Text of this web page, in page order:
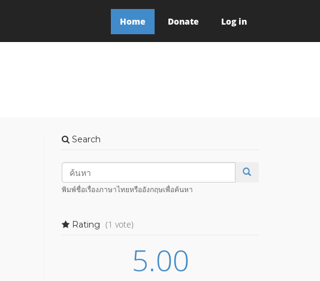
Home Donate Log in
Search
พิมพ์ชื่อเรื่องภาษาไทยหรืออังกฤษเพื่อค้นหา
Rating (1 vote)
5.00